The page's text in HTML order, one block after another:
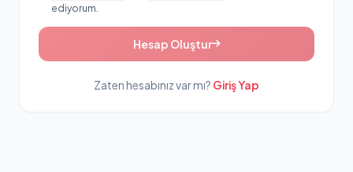
ediyorum.
Hesap Oluştur
Zaten hesabınız var mı? Giriş Yap